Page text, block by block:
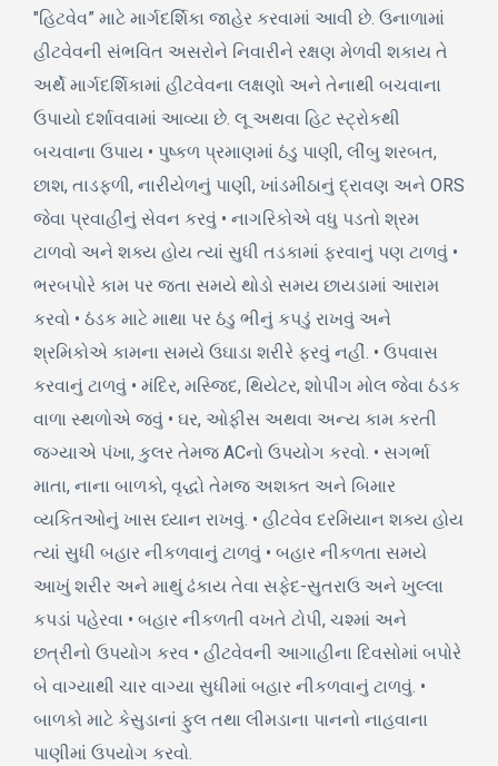
"હિટવેવ” માટે માર્ગદર્શિકા જાહેર કરવામાં આવી છે. ઉનાળામાં
હીટવેવની સંભવિત અસરોને નિવારીને રક્ષણ મેળવી શકાય તે
અર્થે માર્ગદર્શિકામાં હીટવેવના લક્ષણો અને તેનાથી બચવાના
ઉપાયો દર્શાવવામાં આવ્યા છે. લૂ અથવા હિટ સ્ટ્રોકથી
બચવાના ઉપાય • પુષ્કળ પ્રમાણમાં ઠંડુ પાણી, લીંબુ શરબત,
છાશ, તાડફળી, નારીયેળનું પાણી, ખાંડમીઠાનું દ્રાવણ અને ORS
જેવા પ્રવાહીનું સેવન કરવું • નાગરિકોએ વધુ પડતો શ્રમ
ટાળવો અને શક્ય હોય ત્યાં સુધી તડકામાં ફરવાનું પણ ટાળવું •
ભરબપોરે કામ પર જતા સમયે થોડો સમય છાયડામાં આરામ
કરવો • ઠંડક માટે માથા પર ઠંડુ ભીનું કપડું રાખવું અને
શ્રમિકોએ કામના સમયે ઉઘાડા શરીરે ફરવું નહીં. • ઉપવાસ
કરવાનું ટાળવું • મંદિર, મસ્જિદ, થિયેટર, શોપીંગ મોલ જેવા ઠંડક
વાળા સ્થળોએ જવું • ઘર, ઓફીસ અથવા અન્ય કામ કરતી
જગ્યાએ પંખા, કુલર તેમજ ACનો ઉપયોગ કરવો. • સગર્ભા
માતા, નાના બાળકો, વૃદ્ધો તેમજ અશક્ત અને બિમાર
વ્યકિતઓનું ખાસ ધ્યાન રાખવું. • હીટવેવ દરમિયાન શક્ય હોય
ત્યાં સુધી બહાર નીકળવાનું ટાળવું • બહાર નીકળતા સમયે
આખું શરીર અને માથું ઢંકાય તેવા સફેદ-સુતરાઉ અને ખુલ્લા
કપડાં પહેરવા • બહાર નીકળતી વખતે ટોપી, ચશ્માં અને
છત્રીનો ઉપયોગ કરવ • હીટવેવની આગાહીના દિવસોમાં બપોરે
બે વાગ્યાથી ચાર વાગ્યા સુધીમાં બહાર નીકળવાનું ટાળવું. •
બાળકો માટે કેસુડાનાં ફુલ તથા લીમડાના પાનનો નાહવાના
પાણીમાં ઉપયોગ કરવો.